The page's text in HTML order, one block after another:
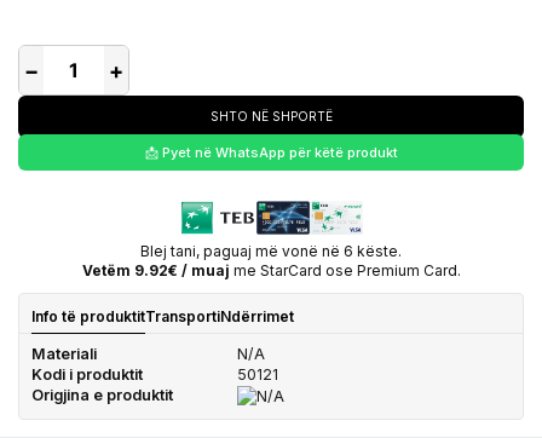
− +
SHTO NË SHPORTË
📩 Pyet në WhatsApp për këtë produkt
Blej tani, paguaj më vonë në 6 këste.
Vetëm 9.92€ / muaj me StarCard ose Premium Card.
Info të produktitTransportiNdërrimet
Materiali
N/A
Kodi i produktit
50121
Origjina e produktit